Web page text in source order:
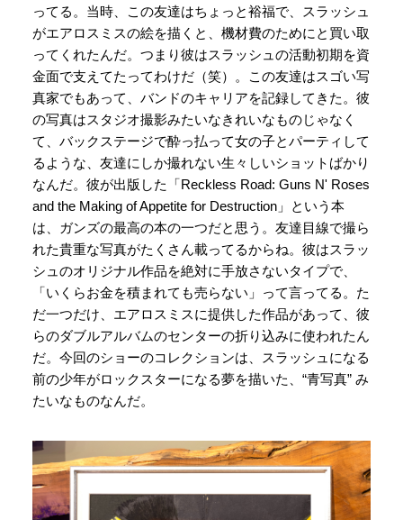
ってる。当時、この友達はちょっと裕福で、スラッシュ
がエアロスミスの絵を描くと、機材費のためにと買い取
ってくれたんだ。つまり彼はスラッシュの活動初期を資
金面で支えてたってわけだ（笑）。この友達はスゴい写
真家でもあって、バンドのキャリアを記録してきた。彼
の写真はスタジオ撮影みたいなきれいなものじゃなく
て、バックステージで酔っ払って女の子とパーティして
るような、友達にしか撮れない生々しいショットばかり
なんだ。彼が出版した「Reckless Road: Guns N' Roses
and the Making of Appetite for Destruction」という本
は、ガンズの最高の本の一つだと思う。友達目線で撮ら
れた貴重な写真がたくさん載ってるからね。彼はスラッ
シュのオリジナル作品を絶対に手放さないタイプで、
「いくらお金を積まれても売らない」って言ってる。た
だ一つだけ、エアロスミスに提供した作品があって、彼
らのダブルアルバムのセンターの折り込みに使われたん
だ。今回のショーのコレクションは、スラッシュになる
前の少年がロックスターになる夢を描いた、“青写真” み
たいなものなんだ。